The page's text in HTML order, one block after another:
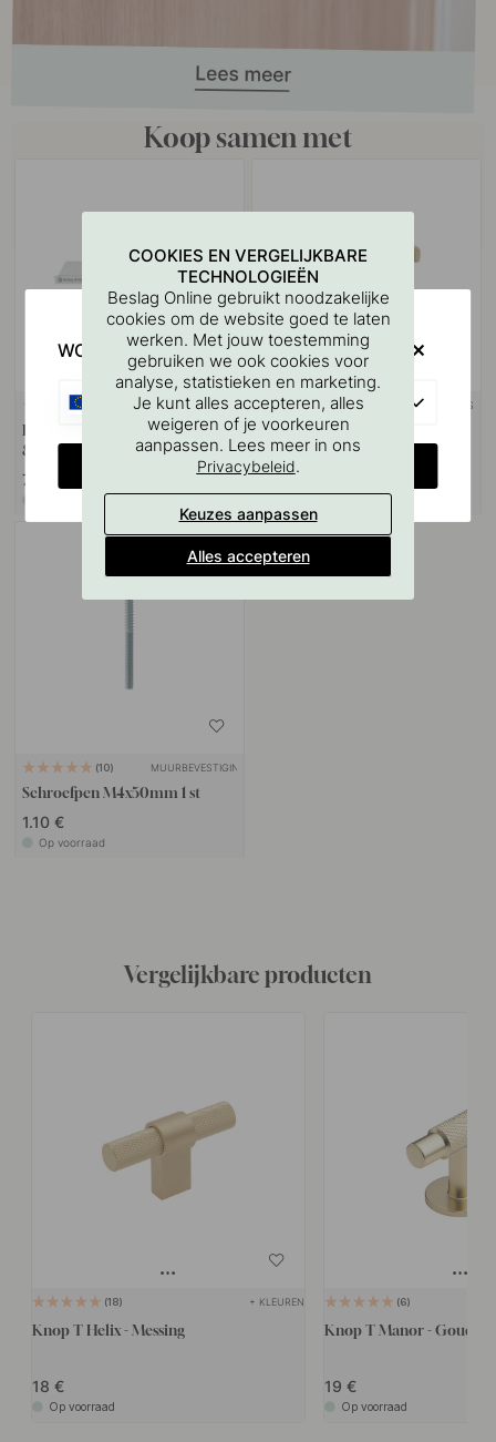
Koop samen met
Boorsjabloon voor handgrepen
& Knoppen
7 €
Op voorraad
1 + LENGTES
Handgreep Helix Stripe -
Messing
26.50 €
10 MUURBEVESTIGING
Schroefpen M4x50mm 1 st
1.10 €
Op voorraad
Vergelijkbare producten
18 + KLEUREN
Knop T Helix - Messing
18
Op voorraad
6
Knop T Manor - Goud
19
Op voorraad
COOKIES EN VERGELIJKBARE
TECHNOLOGIEËN
Beslag Online gebruikt noodzakelijke
cookies om de website goed te laten
werken. Met jouw toestemming
gebruiken we ook cookies voor
analyse, statistieken en marketing.
Je kunt alles accepteren, alles
weigeren of je voorkeuren
aanpassen. Lees meer in ons
Privacybeleid.
Keuzes aanpassen
Alles accepteren
WOULD YOU RATHER VISIT?
CHANGE COUNTRY